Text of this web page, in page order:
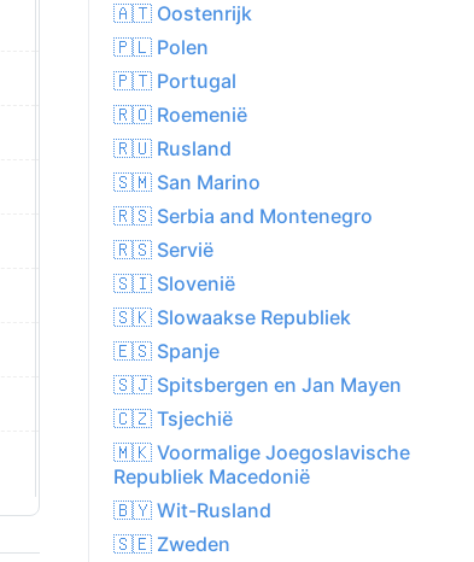
18.8°C
12.1°C
12.2 kph
0.0 mm
7.0
05:46 AM
08:30 PM
Waxing
Crescent
🇦🇹 Oostenrijk
🇵🇱 Polen
🇵🇹 Portugal
🇷🇴 Roemenië
🇷🇺 Rusland
🇸🇲 San Marino
🇷🇸 Serbia and Montenegro
🇷🇸 Servië
🇸🇮 Slovenië
🇸🇰 Slowaakse Republiek
🇪🇸 Spanje
🇸🇯 Spitsbergen en Jan Mayen
🇨🇿 Tsjechië
🇲🇰 Voormalige Joegoslavische
Republiek Macedonië
🇧🇾 Wit-Rusland
🇸🇪 Zweden